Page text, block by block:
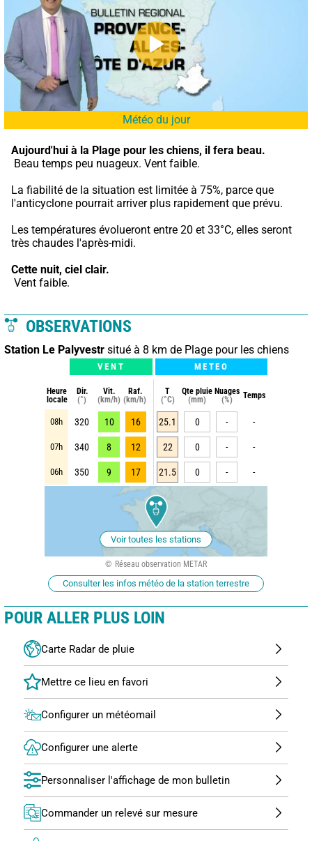
Météo du jour
Aujourd'hui à la Plage pour les chiens, il fera beau.
Beau temps peu nuageux. Vent faible.
La fiabilité de la situation est limitée à 75%, parce que
l'anticyclone pourrait arriver plus rapidement que prévu.
Les températures évolueront entre 20 et 33°C, elles seront
très chaudes l'après-midi.
Cette nuit, ciel clair.
Vent faible.
OBSERVATIONS
Station Le Palyvestr situé à 8 km de Plage pour les chiens
VENT METEO
Heure
locale
Dir.
(°)
Vit.
(km/h)
Raf.
(km/h)
T
(°C)
Qte pluie
(mm)
Nuages
(%)
Temps
08h 320 10 16 25.1 0 - -
07h 340 8 12 22 0 - -
06h 350 9 17 21.5 0 - -
Voir toutes les stations
Réseau observation METAR
Consulter les infos météo de la station terrestre
POUR ALLER PLUS LOIN
Carte Radar de pluie
Configurer un météomail
Configurer une alerte
Personnaliser l'affichage de mon bulletin
Commander un relevé sur mesure